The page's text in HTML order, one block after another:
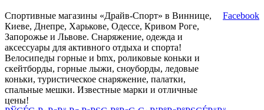
Спортивные магазины «Драйв-Спорт» в Виннице,
Киеве, Днепре, Харькове, Одессе, Кривом Роге,
Запорожье и Львове. Снаряжение, одежда и
аксессуары для активного отдыха и спорта!
Велосипеды горные и bmx, роликовые коньки и
скейтборды, горные лыжи, сноуборды, ледовые
коньки, туристическое снаряжение, палатки,
спальные мешки. Известные марки и отличные
цены!
Facebook